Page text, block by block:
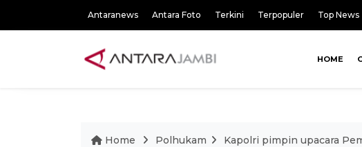
Antaranews Antara Foto Terkini Terpopuler Top News
HOME
Home Polhukam Kapolri pimpin upacara